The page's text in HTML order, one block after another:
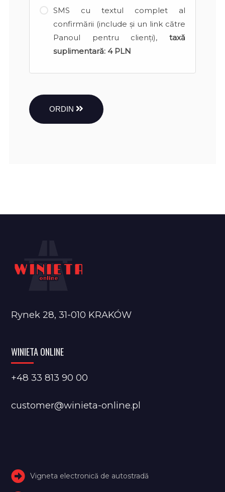
SMS cu textul complet al
confirmării (include și un link către
Panoul pentru clienți), taxă
suplimentară: 4 PLN
ORDIN
Rynek 28, 31-010 KRAKÓW
WINIETA ONLINE
+48 33 813 90 00
customer@winieta-online.pl
Vigneta electronică de autostradă